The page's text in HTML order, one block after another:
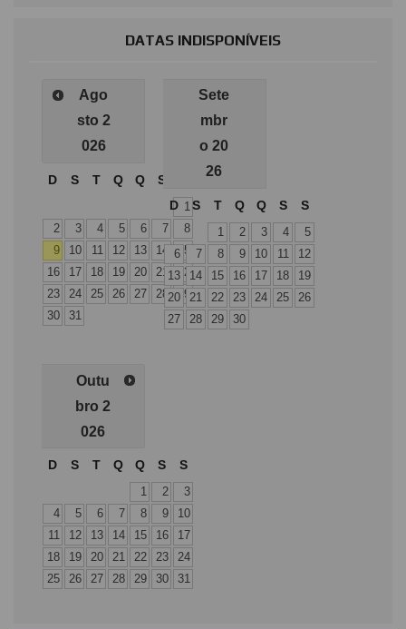
DATAS INDISPONÍVEIS
Ago
sto 2
026
D S T Q Q S
1
2
3 4 5 6 7
8
9
10 11 12 13 14
15
16
17 18 19 20 21
22
23
24 25 26 27 28
29
30
31
Sete
mbr
o 20
26
D S T Q Q S S
1 2 3 4
5
6
7 8 9 10 11
12
13
14 15 16 17 18
19
20
21 22 23 24 25
26
27
28 29 30
Outu
bro 2
026
D S T Q Q S S
1 2
3
4
5 6 7 8 9
10
11
12 13 14 15 16
17
18
19 20 21 22 23
24
25
26 27 28 29 30 31